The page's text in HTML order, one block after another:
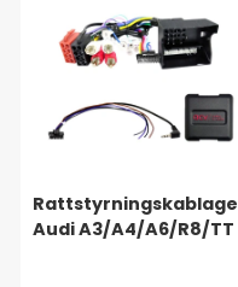
Rattstyrningskablage
Audi A3/A4/A6/R8/TT